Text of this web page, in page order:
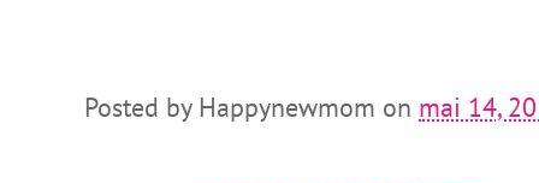
Posted by Happynewmom on mai 14,